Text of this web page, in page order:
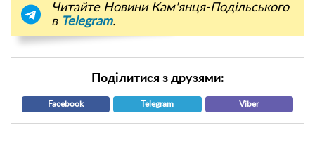
Читайте Новини Кам'янця-Подільського
в Telegram.
Поділитися з друзями:
Facebook Telegram Viber